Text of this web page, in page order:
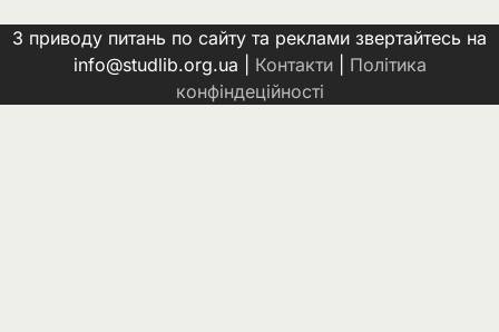
З приводу питань по сайту та реклами звертайтесь на
info@studlib.org.ua | Контакти| Політика
конфіндеційності